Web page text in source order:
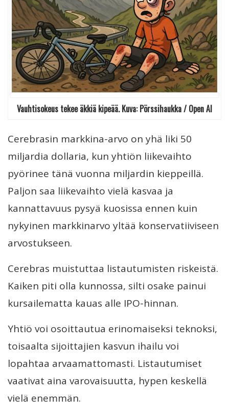
Vauhtisokeus tekee äkkiä kipeää. Kuva: Pörssihaukka / Open AI
Cerebrasin markkina-arvo on yhä liki 50
miljardia dollaria, kun yhtiön liikevaihto
pyörinee tänä vuonna miljardin kieppeillä.
Paljon saa liikevaihto vielä kasvaa ja
kannattavuus pysyä kuosissa ennen kuin
nykyinen markkinarvo yltää konservatiiviseen
arvostukseen.
Cerebras muistuttaa listautumisten riskeistä.
Kaiken piti olla kunnossa, silti osake painui
kursailematta kauas alle IPO-hinnan.
Yhtiö voi osoittautua erinomaiseksi teknoksi,
toisaalta sijoittajien kasvun ihailu voi
lopahtaa arvaamattomasti. Listautumiset
vaativat aina varovaisuutta, hypen keskellä
vielä enemmän.